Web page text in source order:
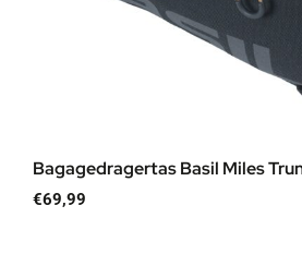
Bagagedragertas Basil Miles
€69,99